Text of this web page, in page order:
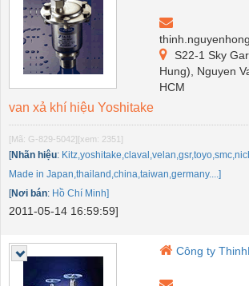
S22-1 Sky
Hung), Nguyen
HCM
van xả khí hiệu Yoshitake
[Mã: G-829-5042][xem: 2351]
[Nhãn hiệu:
Made in Japan,thailand,china,taiwan,germany....]
[Nơi bán: Hồ Chí Minh]
2011-05-14 16:59:59]
Công ty